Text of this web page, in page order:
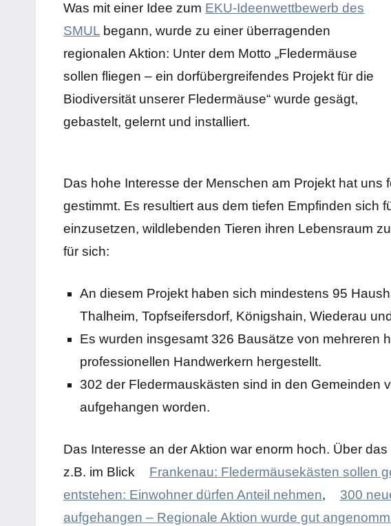
Was mit einer Idee zum EKU-Ideenwettbewerb des
SMUL begann, wurde zu einer überragenden
regionalen Aktion: Unter dem Motto „Fledermäuse
sollen fliegen – ein dorfübergreifendes Projekt für die
Biodiversität unserer Fledermäuse“ wurde gesägt,
gebastelt, gelernt und installiert.
Das hohe Interesse der Menschen am Projekt hat uns
gestimmt. Es resultiert aus dem tiefen Empfinden sich
einzusetzen, wildlebenden Tieren ihren Lebensraum
für sich:
An diesem Projekt haben sich mindestens 95
Thalheim, Topfseifersdorf, Königshain, Wiederau
Es wurden insgesamt 326 Bausätze von mehreren
professionellen Handwerkern hergestellt.
302 der Fledermauskästen sind in den Gemeinden
aufgehangen worden.
Das Interesse an der Aktion war enorm hoch. Über
z.B. im Blick
Frankenau: Fledermäusekästen sollen
entstehen: Einwohner dürfen Anteil nehmen,
300
aufgehangen – Regionale Aktion wurde gut